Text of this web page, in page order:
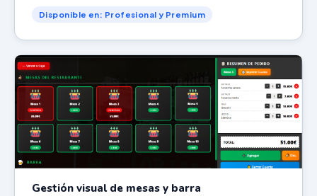
Disponible en: Profesional y Premium
Gestión visual de mesas y barra